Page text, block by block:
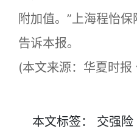
附加值。”上海程怡
告诉本报。
(本文来源：华夏时报
本文标签： 交强险